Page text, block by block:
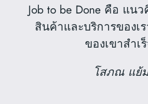
Job to be Done คือ แน
สินค้าและบริการของเ
ของเขาสำเ
โสภณ แย้